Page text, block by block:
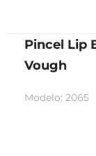
Pincel Lip
Vough
Modelo: 2065